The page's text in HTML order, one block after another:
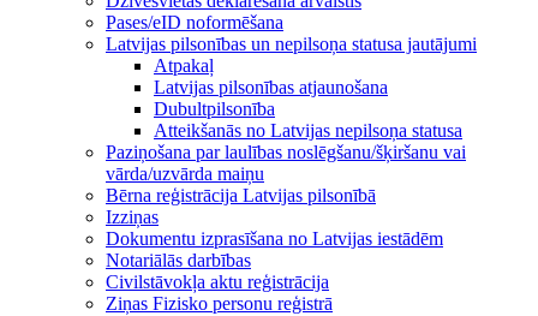
Pases/eID noformēšana
Latvijas pilsonības un nepilsoņa statusa jautājumi
Atpakaļ
Latvijas pilsonības atjaunošana
Dubultpilsonība
Atteikšanās no Latvijas nepilsoņa statusa
Paziņošana par laulības noslēgšanu/šķiršanu vai
vārda/uzvārda maiņu
Bērna reģistrācija Latvijas pilsonībā
Izziņas
Dokumentu izprasīšana no Latvijas iestādēm
Notariālās darbības
Civilstāvokļa aktu reģistrācija
Ziņas Fizisko personu reģistrā